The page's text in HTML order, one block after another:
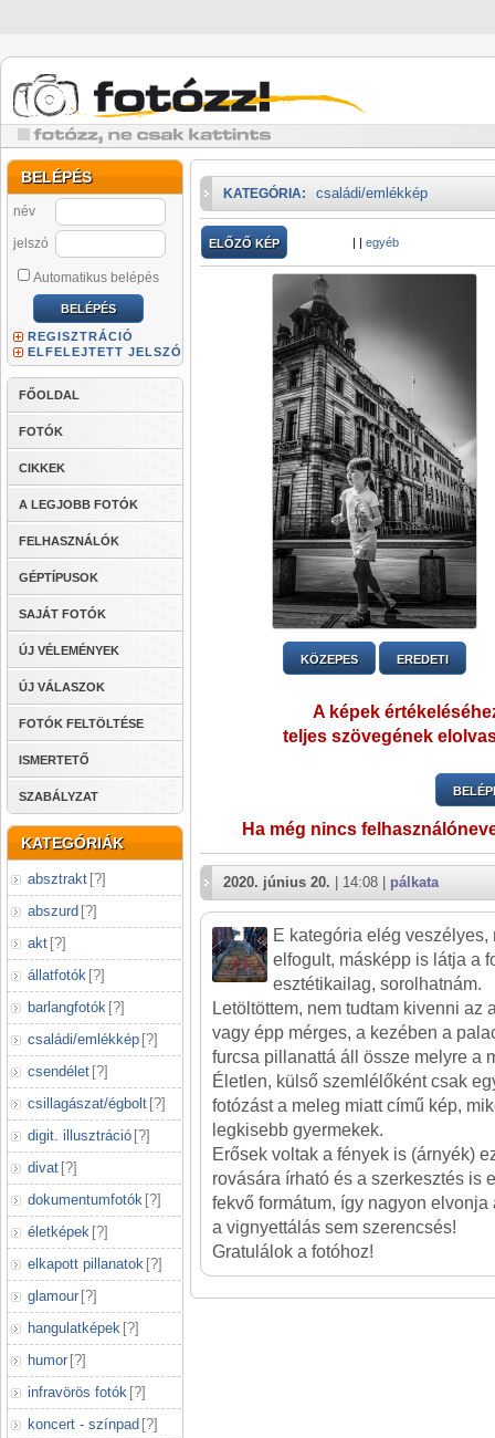
BELÉPÉS
név
jelszó
Automatikus belépés
REGISZTRÁCIÓ
ELFELEJTETT JELSZÓ
FŐOLDAL
FOTÓK
CIKKEK
A LEGJOBB FOTÓK
FELHASZNÁLÓK
GÉPTÍPUSOK
SAJÁT FOTÓK
ÚJ VÉLEMÉNYEK
ÚJ VÁLASZOK
FOTÓK FELTÖLTÉSE
ISMERTETŐ
SZABÁLYZAT
KATEGÓRIÁK
absztrakt [?]
abszurd [?]
akt [?]
állatfotók [?]
barlangfotók [?]
családi/emlékkép [?]
csendélet [?]
csillagászat/égbolt [?]
digit. illusztráció [?]
divat [?]
dokumentumfotók [?]
életképek [?]
elkapott pillanatok [?]
glamour [?]
hangulatképek [?]
humor [?]
infravörös fotók [?]
koncert - színpad [?]
KATEGÓRIA: családi/emlékkép
ELŐZŐ KÉP | | egyéb
KÖZEPES EREDETI
A képek
teljes szövegének
Ha még nincs
2020. június 20. | 14:08 | pálkata
E kategória elég
elfogult, másképp is látja a
esztétikailag, sorolhatnám.
Letöltöttem, nem tudtam kivenni az
vagy épp mérges, a kezében a
furcsa pillanattá áll össze melyre a
Életlen, külső szemlélőként csak
fotózást a meleg miatt című kép,
legkisebb gyermekek.
Erősek voltak a fények is (árnyék)
rovására írható és a szerkesztés is
fekvő formátum, így nagyon
a vignyettálás sem szerencsés!
Gratulálok a fotóhoz!